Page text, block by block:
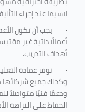
لاسيما عند إجراء
· يجب أن تكون
أعمالًا ذاتية غير
أهداف التدريب.
· توفر عمادة
وكذلك جميع شركائها
ودعمًا فنيًا متواصلاً
الحفاظ على النزاهة